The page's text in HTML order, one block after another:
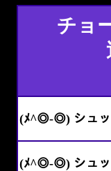
チョ
(ﾒ^◎-◎) シュ
(ﾒ^◎-◎) シュ